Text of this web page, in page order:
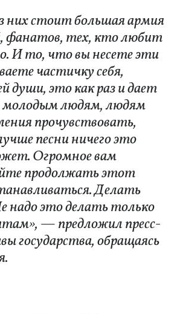
них стоит большая армия
фанатов, тех, кто любит
И то, что вы несете эти
частичку себя,
души, это как раз и дает
людям, людям
прочувствовать,
песни ничего это
Огромное вам
продолжать этот
Делать
надо это делать только
— предложил пресс-
государства, обращаясь